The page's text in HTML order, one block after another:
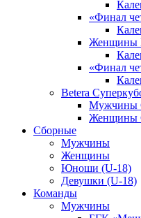
«Финал
Женщины
«Финал
Betera
Мужчины
Женщины
Сборные
Мужчины
Женщины
Юноши (U-18)
Девушки (U-18)
Команды
Мужчины